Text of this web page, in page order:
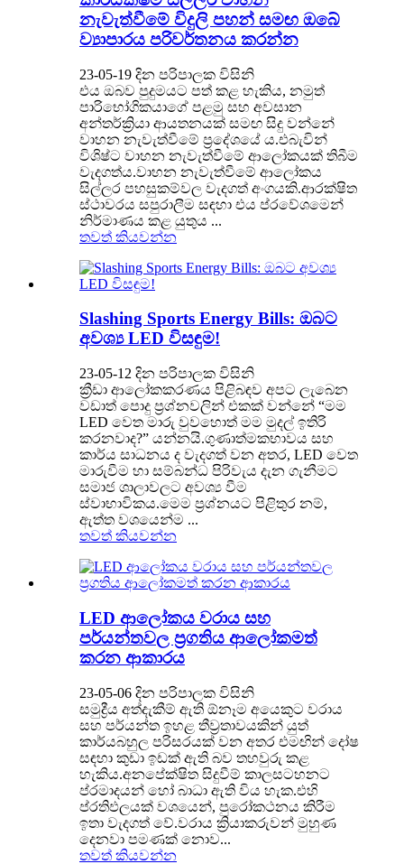
නැවැත්වීමේ විදුලි පහන් සමඟ ඔබේ
ව්‍යාපාරය පරිවර්තනය කරන්න
23-05-19 දින පරිපාලක විසිනි
එය ඔබව පුදුමයට පත් කළ හැකිය, නමුත්
පාරිභෝගිකයාගේ පළමු සහ අවසාන
අන්තර්ක්‍රියා ආයතනයක් සමඟ සිදු වන්නේ
වාහන නැවැත්වීමේ ප්‍රදේශයේ ය.එබැවින්
විශිෂ්ට වාහන නැවැත්වීමේ ආලෝකයක් තිබීම
වැදගත්ය.වාහන නැවැත්වීමේ ආලෝකය
සිල්ලර පහසුකම්වල වැදගත් අංගයකි.ආරක්ෂිත
ස්ථාවරය සපුරාලීම සඳහා එය ප්රවේශමෙන්
නිර්මාණය කළ යුතුය ...
තවත් කියවන්න
Slashing Sports Energy Bills: ඔබට
අවශ්‍ය LED ​​විසඳුම!
23-05-12 දින පරිපාලක විසිනි
ක්‍රීඩා ආලෝකකරණය පිළිබඳව අපට ලැබෙන
වඩාත් පොදු ප්‍රශ්නවලින් එකක් වන්නේ “මම
LED වෙත මාරු වුවහොත් මම මුදල් ඉතිරි
කරනවාද?” යන්නයි.ගුණාත්මකභාවය සහ
කාර්ය සාධනය ද වැදගත් වන අතර, LED වෙත
මාරුවීම හා සම්බන්ධ පිරිවැය දැන ගැනීමට
සමාජ ශාලාවලට අවශ්‍ය වීම
ස්වාභාවිකය.මෙම ප්‍රශ්නයට පිළිතුර නම්,
ඇත්ත වශයෙන්ම ...
තවත් කියවන්න
LED ආලෝකය වරාය සහ
පර්යන්තවල ප්‍රගතිය ආලෝකමත්
කරන ආකාරය
23-05-06 දින පරිපාලක විසිනි
සමුද්‍රීය අත්දැකීම් ඇති ඕනෑම අයෙකුට වරාය
සහ පර්යන්ත ඉහළ තීව්‍රතාවයකින් යුත්
කාර්යබහුල පරිසරයක් වන අතර එමඟින් දෝෂ
සඳහා කුඩා ඉඩක් ඇති බව තහවුරු කළ
හැකිය.අනපේක්ෂිත සිදුවීම් කාලසටහනට
ප්රමාදයන් හෝ බාධා ඇති විය හැක.එහි
ප්රතිඵලයක් වශයෙන්, පුරෝකථනය කිරීම
ඉතා වැදගත් වේ.වරාය ක්‍රියාකරුවන් මුහුණ
දෙනවා පමණක් නොව...
තවත් කියවන්න